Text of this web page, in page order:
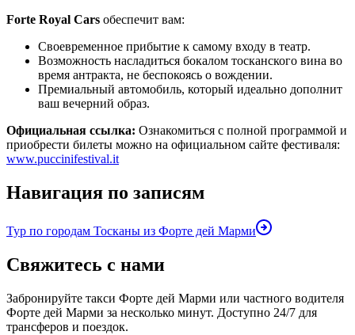
Forte Royal Cars обеспечит вам:
Своевременное прибытие к самому входу в театр.
Возможность насладиться бокалом тосканского вина во
время антракта, не беспокоясь о вождении.
Премиальный автомобиль, который идеально дополнит
ваш вечерний образ.
Официальная ссылка: Ознакомиться с полной программой и
приобрести билеты можно на официальном сайте фестиваля:
www.puccinifestival.it
Навигация по записям
Тур по городам Тосканы из Форте дей Марми
Свяжитесь с нами
Забронируйте такси Форте дей Марми или частного водителя
Форте дей Марми за несколько минут. Доступно 24/7 для
трансферов и поездок.